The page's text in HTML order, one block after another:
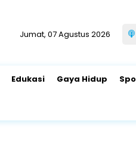
Jumat, 07 Agustus 2026
Edukasi Gaya Hidup